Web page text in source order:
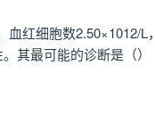
红细胞数2.50×1012/L，
其最可能的诊断是（）